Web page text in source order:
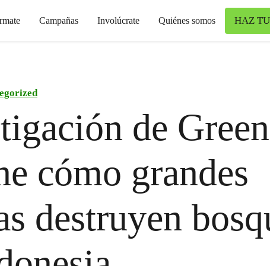
Campañas Involúcrate Quiénes somos HAZ
de
cómo grandes
destruyen